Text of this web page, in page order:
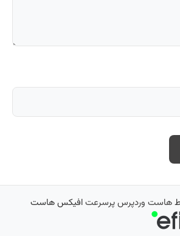
هاست وردپرس پرسرعتافیکس هاست